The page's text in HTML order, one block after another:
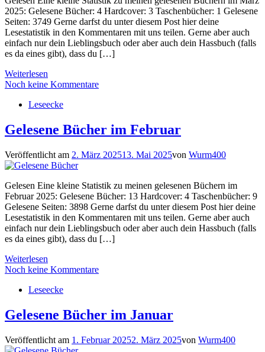
2025: Gelesene Bücher: 4 Hardcover: 3 Taschenbücher: 1 Gelesene
Seiten: 3749 Gerne darfst du unter diesem Post hier deine
Lesestatistik in den Kommentaren mit uns teilen. Gerne aber auch
einfach nur dein Lieblingsbuch oder aber auch dein Hassbuch (falls
es da eines gibt), dass du […]
Weiterlesen
Noch keine Kommentare
Leseecke
Gelesene Bücher im Februar
Veröffentlicht am 2. März 202513. Mai 2025von Wurm400
Gelesen Eine kleine Statistik zu meinen gelesenen Büchern im
Februar 2025: Gelesene Bücher: 13 Hardcover: 4 Taschenbücher: 9
Gelesene Seiten: 3898 Gerne darfst du unter diesem Post hier deine
Lesestatistik in den Kommentaren mit uns teilen. Gerne aber auch
einfach nur dein Lieblingsbuch oder aber auch dein Hassbuch (falls
es da eines gibt), dass du […]
Weiterlesen
Noch keine Kommentare
Leseecke
Gelesene Bücher im Januar
Veröffentlicht am 1. Februar 20252. März 2025von Wurm400